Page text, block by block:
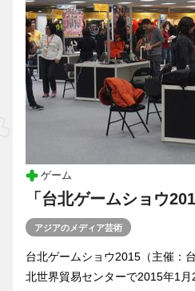
ゲーム
「台北ゲームショウ
アジアのメディア芸術
台北ゲームショウ2015（主催：
北世界貿易センターで2015年1